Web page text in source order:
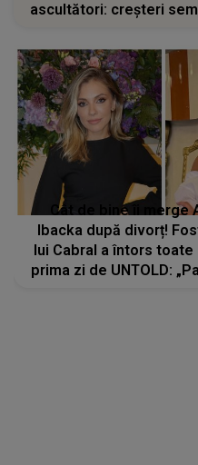
ascultători: creșteri
Cât de bine îi merge
Ibacka după divorț!
lui Cabral a întors
prima zi de UNTOLD: